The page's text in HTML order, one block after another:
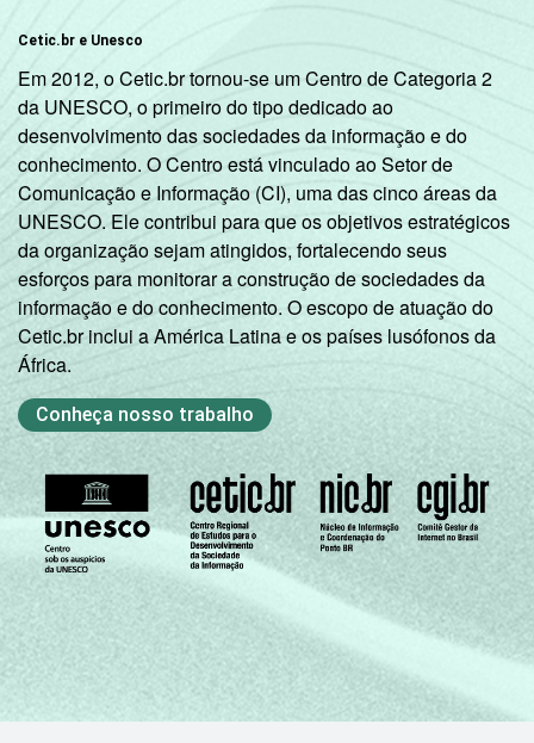
Cetic.br e Unesco
Em 2012, o Cetic.br tornou-se um Centro de Categoria 2
da UNESCO, o primeiro do tipo dedicado ao
desenvolvimento das sociedades da informação e do
conhecimento. O Centro está vinculado ao Setor de
Comunicação e Informação (CI), uma das cinco áreas da
UNESCO. Ele contribui para que os objetivos estratégicos
da organização sejam atingidos, fortalecendo seus
esforços para monitorar a construção de sociedades da
informação e do conhecimento. O escopo de atuação do
Cetic.br inclui a América Latina e os países lusófonos da
África.
Conheça nosso trabalho